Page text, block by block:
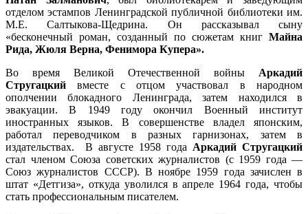
отделом эстампов Ленинградской публичной библиотеки им.
М.Е. Салтыкова-Щедрина. Он рассказывал сыну
«бесконечный роман, созданный по сюжетам книг Майна
Рида, Жюля Верна, Фенимора Купера».
Во время Великой Отечественной войны Аркадий
Стругацкий вместе с отцом участвовал в народном
ополчении блокадного Ленинграда, затем находился в
эвакуации. В 1949 году окончил Военный институт
иностранных языков. В совершенстве владел японским,
работал переводчиком в разных гарнизонах, затем в
издательствах. В августе 1958 года Аркадий Стругацкий
стал членом Союза советских журналистов (с 1959 года —
Союз журналистов СССР). В ноябре 1959 года зачислен в
штат «Детгиза», откуда уволился в апреле 1964 года, чтобы
стать профессиональным писателем.